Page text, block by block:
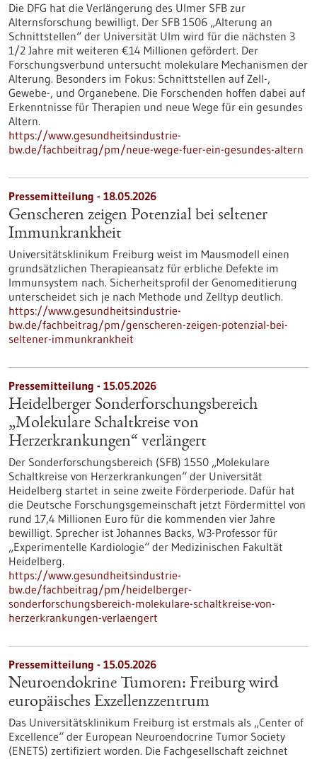
Die DFG hat die Verlängerung des Ulmer SFB zur
Alternsforschung bewilligt. Der SFB 1506 „Alterung an
Schnittstellen“ der Universität Ulm wird für die nächsten 3
1/2 Jahre mit weiteren €14 Millionen gefördert. Der
Forschungsverbund untersucht molekulare Mechanismen der
Alterung. Besonders im Fokus: Schnittstellen auf Zell-,
Gewebe-​, und Organebene. Die Forschenden hoffen dabei auf
Erkenntnisse für Therapien und neue Wege für ein gesundes
Altern.
https://www.gesundheitsindustrie-
bw.de/fachbeitrag/pm/neue-wege-fuer-ein-gesundes-altern
Pressemitteilung - 18.05.2026
Genscheren zeigen Potenzial bei seltener
Immunkrankheit
Universitätsklinikum Freiburg weist im Mausmodell einen
grundsätzlichen Therapieansatz für erbliche Defekte im
Immunsystem nach. Sicherheitsprofil der Genomeditierung
unterscheidet sich je nach Methode und Zelltyp deutlich.
https://www.gesundheitsindustrie-
bw.de/fachbeitrag/pm/genscheren-zeigen-potenzial-bei-
seltener-immunkrankheit
Pressemitteilung - 15.05.2026
Heidelberger Sonderforschungsbereich
„Molekulare Schaltkreise von
Herzerkrankungen“ verlängert
Der Sonderforschungsbereich (SFB) 1550 „Molekulare
Schaltkreise von Herzerkrankungen“ der Universität
Heidelberg startet in seine zweite Förderperiode. Dafür hat
die Deutsche Forschungsgemeinschaft jetzt Fördermittel von
rund 17,4 Millionen Euro für die kommenden vier Jahre
bewilligt. Sprecher ist Johannes Backs, W3-Professor für
„Experimentelle Kardiologie“ der Medizinischen Fakultät
Heidelberg.
https://www.gesundheitsindustrie-
bw.de/fachbeitrag/pm/heidelberger-
sonderforschungsbereich-molekulare-schaltkreise-von-
herzerkrankungen-verlaengert
Pressemitteilung - 15.05.2026
Neuroendokrine Tumoren: Freiburg wird
europäisches Exzellenzzentrum
Das Universitätsklinikum Freiburg ist erstmals als „Center of
Excellence“ der European Neuroendocrine Tumor Society
(ENETS) zertifiziert worden. Die Fachgesellschaft zeichnet